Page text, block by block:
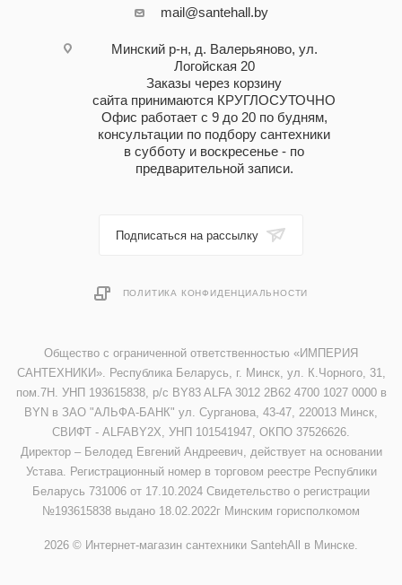
mail@santehall.by
Минский р-н, д. Валерьяново, ул.
Логойская 20
Заказы через корзину
сайта принимаются КРУГЛОСУТОЧНО
Офис работает с 9 до 20 по будням,
консультации по подбору сантехники
в субботу и воскресенье - по
предварительной записи.
Подписаться на рассылку
ПОЛИТИКА КОНФИДЕНЦИАЛЬНОСТИ
Общество с ограниченной ответственностью «ИМПЕРИЯ
САНТЕХНИКИ». Республика Беларусь, г. Минск, ул. К.Чорного, 31,
пом.7Н. УНП 193615838, р/с BY83 ALFA 3012 2B62 4700 1027 0000 в
BYN в ЗАО "АЛЬФА-БАНК" ул. Сурганова, 43-47, 220013 Минск,
СВИФТ - ALFABY2X, УНП 101541947, ОКПО 37526626.
Директор – Белодед Евгений Андреевич, действует на основании
Устава. Регистрационный номер в торговом реестре Республики
Беларусь 731006 от 17.10.2024 Свидетельство о регистрации
№193615838 выдано 18.02.2022г Минским горисполкомом
2026 © Интернет-магазин сантехники SantehAll в Минске.